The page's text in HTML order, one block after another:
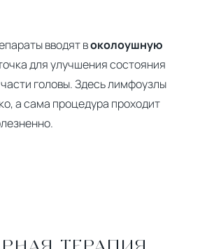
вводят воколоушную
для улучшения состояния
головы. Здесь лимфоузлы
а сама процедура проходит